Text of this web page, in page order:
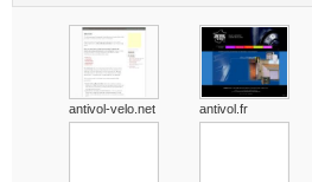
antivol-velo.net antivol.fr